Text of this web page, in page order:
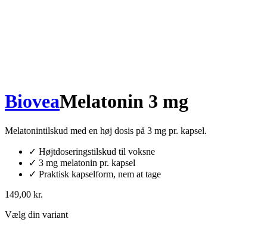
BioveaMelatonin 3 mg
Melatonintilskud med en høj dosis på 3 mg pr. kapsel.
✓ Højtdoseringstilskud til voksne
✓ 3 mg melatonin pr. kapsel
✓ Praktisk kapselform, nem at tage
149,00 kr.
Vælg din variant